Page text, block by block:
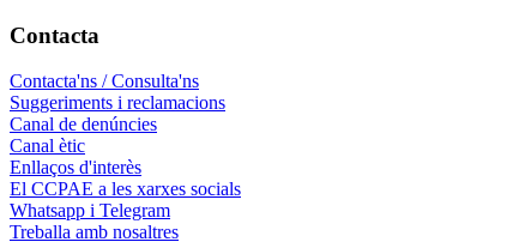
Contacta
Contacta'ns / Consulta'ns
Suggeriments i reclamacions
Canal de denúncies
Canal ètic
Enllaços d'interès
El CCPAE a les xarxes socials
Whatsapp i Telegram
Treballa amb nosaltres